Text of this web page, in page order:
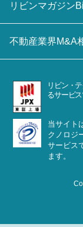
リビンマガジン
不動産業界M&A
リビン・
るサービ
当サイト
クノロジ
サービス
ます。